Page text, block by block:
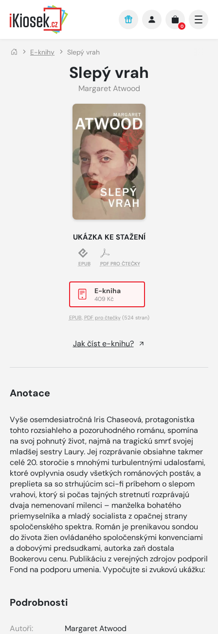
Přejít na hlavní obsah
0
E-knihy Slepý vrah
Slepý vrah
Margaret Atwood
UKÁZKA KE STAŽENÍ
EPUB PDF PRO ČTEČKY
E-kniha
409 Kč
EPUB, PDF pro čtečky(524 stran)
Jak číst e-knihu?
Anotace
Vyše osemdesiatročná Iris Chaseová, protagonistka
tohto rozsiahleho a pozoruhodného románu, spomína
na svoj pohnutý život, najmä na tragickú smrť svojej
mladšej sestry Laury. Jej rozprávanie obsiahne takmer
celé 20. storočie s mnohými turbulentnými udalosťami,
ktoré ovplyvnia osudy všetkých románových postáv, a
preplieta sa so strhujúcim sci-fi príbehom o slepom
vrahovi, ktorý si počas tajných stretnutí rozprávajú
dvaja nemenovaní milenci – manželka bohatého
priemyselníka a mladý socialista z opačnej strany
spoločenského spektra. Román je prenikavou sondou
do života žien ovládaného spoločenskými konvenciami
a dobovými predsudkami, autorka zaň dostala
Bookerovu cenu. Publikáciu z verejných zdrojov podporil
Fond na podporu umenia. Vypočujte si zvukovú ukážku:
Podrobnosti
Autoři:
Margaret Atwood